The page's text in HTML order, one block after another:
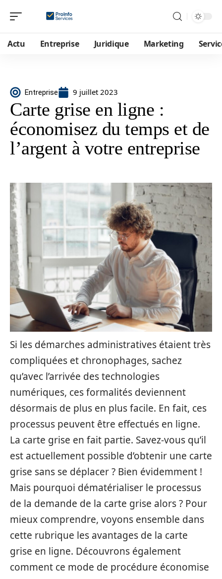
Actu Entreprise Juridique Marketing
Entreprise 9 juillet 2023
Carte grise en ligne :
économisez du temps et de
l’argent à votre entreprise
Si les démarches administratives étaient très
compliquées et chronophages, sachez
qu’avec l’arrivée des technologies
numériques, ces formalités deviennent
désormais de plus en plus facile. En fait, ces
processus peuvent être effectués en ligne.
La carte grise en fait partie. Savez-vous qu’il
est actuellement possible d’obtenir une carte
grise sans se déplacer ? Bien évidemment !
Mais pourquoi dématérialiser le processus
de la demande de la carte grise alors ? Pour
mieux comprendre, voyons ensemble dans
cette rubrique les avantages de la carte
grise en ligne. Découvrons également
comment ce mode de procédure économise